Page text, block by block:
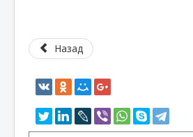
Назад